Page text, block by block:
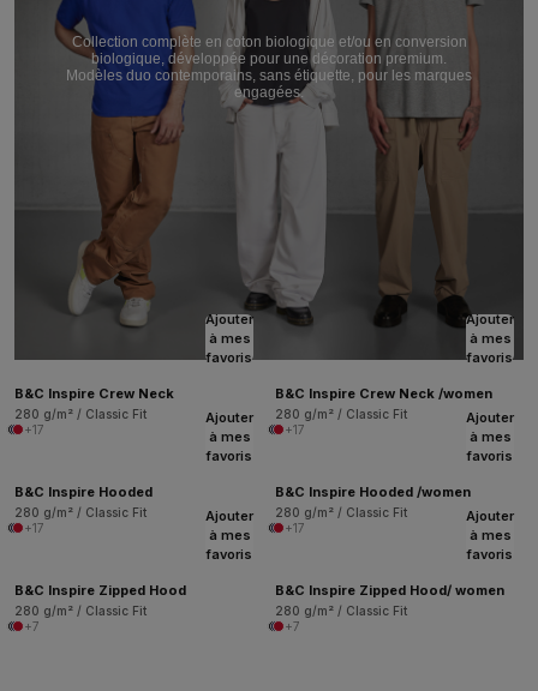
Collection complète en coton biologique et/ou en conversion
biologique, développée pour une décoration premium.
Modèles duo contemporains, sans étiquette, pour les marques
engagées.
Ajouter
à mes
favoris
B&C Inspire Crew Neck
280 g/m² / Classic Fit
+17
Ajouter
à mes
favoris
B&C Inspire Crew Neck /women
280 g/m² / Classic Fit
+17
Ajouter
à mes
favoris
B&C Inspire Hooded
280 g/m² / Classic Fit
+17
Ajouter
à mes
favoris
B&C Inspire Hooded /women
280 g/m² / Classic Fit
+17
Ajouter
à mes
favoris
B&C Inspire Zipped Hood
280 g/m² / Classic Fit
+7
Ajouter
à mes
favoris
B&C Inspire Zipped Hood/ women
280 g/m² / Classic Fit
+7